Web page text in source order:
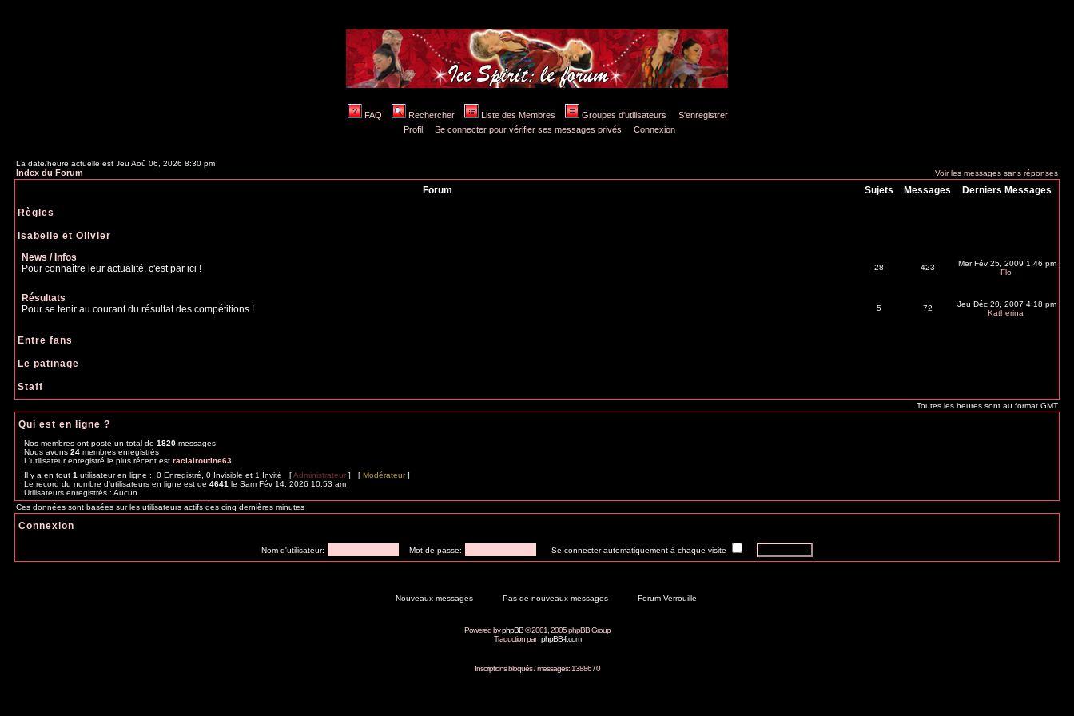
FAQ Rechercher Liste des Membres Groupes d'utilisateurs
S'enregistrer
Profil
Se connecter pour vérifier ses messages privés Connexion
La date/heure actuelle est Jeu Aoû 06, 2026 8:30 pm
Index du Forum Voir les messages sans réponses
Forum Sujets Messages
Derniers Messages
Règles
Isabelle et Olivier
News / Infos
Pour connaître leur actualité, c'est par ici !
28 423
Mer Fév 25, 2009 1:46 pm
Flo
Résultats
Pour se tenir au courant du résultat des compétitions !
5 72
Jeu Déc 20, 2007 4:18 pm
Katherina
Entre fans
Le patinage
Staff
Toutes les heures sont au format GMT
Qui est en ligne ?
Nos membres ont posté un total de 1820 messages
Nous avons 24 membres enregistrés
L'utilisateur enregistré le plus récent est racialroutine63
Il y a en tout 1 utilisateur en ligne :: 0 Enregistré, 0 Invisible et 1 Invité [Administrateur ] [ Modérateur]
Le record du nombre d'utilisateurs en ligne est de 4641 le Sam Fév 14, 2026 10:53 am
Utilisateurs enregistrés : Aucun
Ces données sont basées sur les utilisateurs actifs des cinq dernières minutes
Connexion
Nom d'utilisateur: Mot de passe: Se connecter automatiquement à chaque visite
Nouveaux messages Pas de nouveaux messages Forum Verrouillé
Powered byphpBB© 2001, 2005 phpBB Group
Traduction par :phpBB-fr.com
Inscriptions bloqués / messages: 13886 / 0